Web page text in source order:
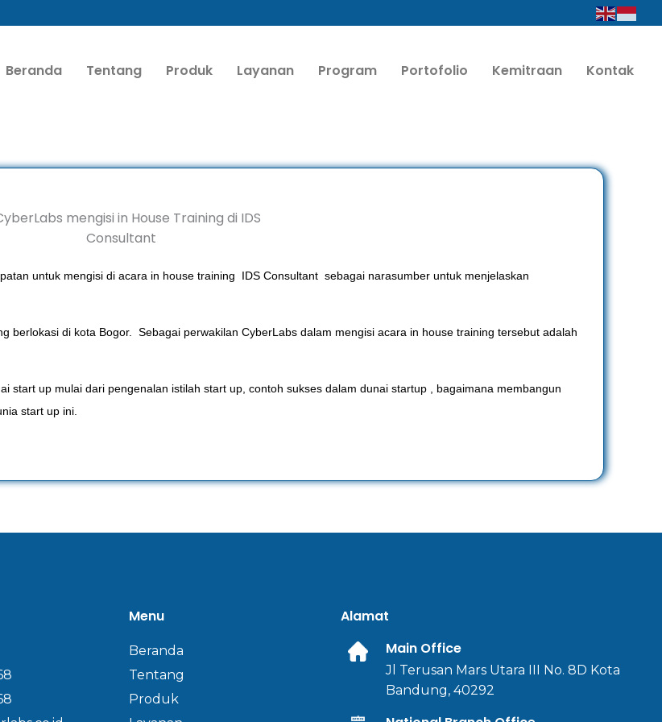
Beranda
Tentang Produk Layanan Program Portofolio Kemitraan Kontak
untuk mengisi di acara in house training IDS Consultant sebagai narasumber untuk menjelaskan
berlokasi di kota Bogor. Sebagai perwakilan CyberLabs dalam mengisi acara in house training tersebut adalah
start up mulai dari pengenalan istilah start up, contoh sukses dalam dunai startup , bagaimana membangun
start up ini.
Menu
Beranda
Tentang
Produk
Alamat
Main Office
Jl Terusan Mars Utara III No. 8D Kota
Bandung, 40292